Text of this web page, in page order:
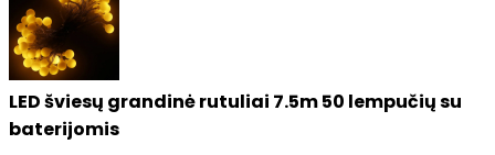
LED šviesų grandinė rutuliai 7.5m 50 lempučių su
baterijomis